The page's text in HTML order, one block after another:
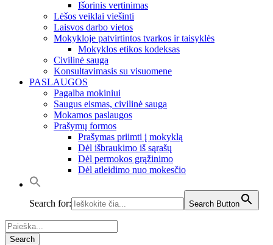
Išorinis vertinimas
Lėšos veiklai viešinti
Laisvos darbo vietos
Mokykloje patvirtintos tvarkos ir taisyklės
Mokyklos etikos kodeksas
Civilinė sauga
Konsultavimasis su visuomene
PASLAUGOS
Pagalba mokiniui
Saugus eismas, civilinė sauga
Mokamos paslaugos
Prašymų formos
Prašymas priimti į mokyklą
Dėl išbraukimo iš sąrašų
Dėl permokos grąžinimo
Dėl atleidimo nuo mokesčio
Search for: Search Button